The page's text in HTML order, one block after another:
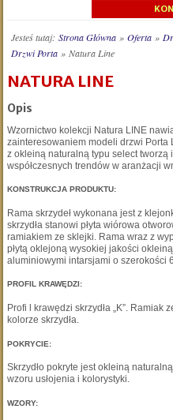
Jesteś tutaj:Strona Główna »Oferta »
Drzwi Porta »Natura Line
NATURA LINE
Opis
Wzornictwo kolekcji Natura LINE
zainteresowaniem modeli drzwi Porta
z okleiną naturalną typu select
współczesnych trendów w aranżacji
KONSTRUKCJA PRODUKTU:
Rama skrzydeł wykonana jest z
skrzydła stanowi płyta wiórowa
ramiakiem ze sklejki. Rama wraz z
płytą oklejoną wysokiej jakości
aluminiowymi intarsjami o szerokości
PROFIL KRAWĘDZI:
Profi l krawędzi skrzydła „K”. Ramiak
kolorze skrzydła.
POKRYCIE:
Skrzydło pokryte jest okleiną
wzoru usłojenia i kolorystyki.
WZORY: